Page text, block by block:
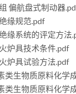
偏航盘式制动器
缘规范.pdf
缘系统的评定方法
炉具技术条件.pdf
炉具试验方法.pdf
类生物质原料化学
类生物质原料化学